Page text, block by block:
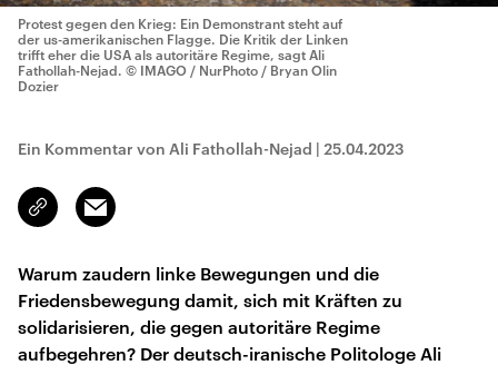
Protest gegen den Krieg: Ein Demonstrant steht auf
der us-amerikanischen Flagge. Die Kritik der Linken
trifft eher die USA als autoritäre Regime, sagt Ali
Fathollah-Nejad. © IMAGO / NurPhoto / Bryan Olin
Dozier
Ein Kommentar von Ali Fathollah-Nejad | 25.04.2023
Link
kopieren/teilen
Email
Warum zaudern linke Bewegungen und die
Friedensbewegung damit, sich mit Kräften zu
solidarisieren, die gegen autoritäre Regime
aufbegehren? Der deutsch-iranische Politologe Ali